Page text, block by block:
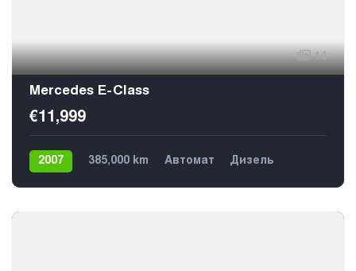
14
Mercedes E-Class
€11,999
2007 385,000 km Автомат
Дизель